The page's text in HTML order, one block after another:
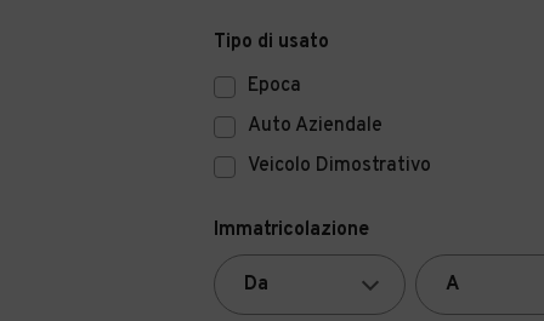
Tipo di usato
Epoca
Auto Aziendale
Veicolo Dimostrativo
Immatricolazione